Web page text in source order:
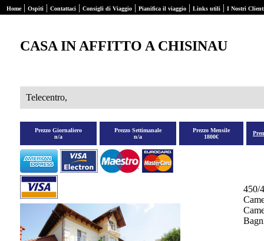
Home| Ospiti | Contattaci | Consigli di Viaggio | Pianifica il viaggio | Links utili | I Nostri
CASA IN AFFITTO A CHISINAU
Telecentro,
Prezzo Giornaliero
n/a
Prezzo Settimanale
n/a
Prezzo Mensile
1800€
450/